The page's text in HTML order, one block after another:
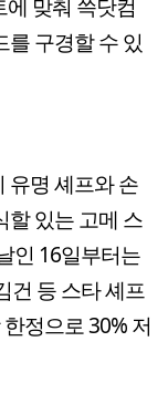
맞춰 쓱닷컴
를 구경할 수 있
유명 셰프와 손
할 있는 고메 스
인 16일부터는
건 등 스타 셰프
정으로 30% 저